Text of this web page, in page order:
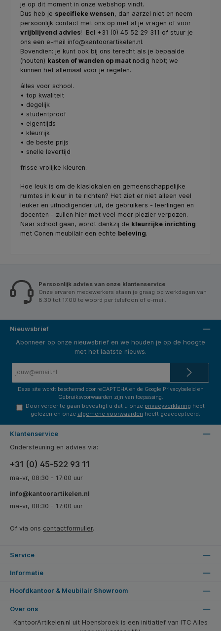
je op dit moment in onze webshop vindt.
Dus heb je specifieke wensen, dan aarzel niet en neem
persoonlijk contact met ons op met al je vragen of voor
vrijblijvend advies! Bel +31 (0) 45 52 29 311 of stuur je
ons een e-mail info@kantoorartikelen.nl.
Bovendien: je kunt ook bij ons terecht als je bepaalde
(houten) kasten of wanden op maat nodig hebt; we
kunnen het allemaal voor je regelen.
álles voor school.
• top kwaliteit
• degelijk
• studentproof
• eigentijds
• kleurrijk
• de beste prijs
• snelle levertijd
frisse vrolijke kleuren.
Hoe leuk is om de klaslokalen en gemeenschappelijke
ruimtes in kleur in te richten? Het ziet er niet alleen veel
leuker en uitnodigender uit, de gebruikers - leerlingen en
docenten - zullen hier met veel meer plezier verpozen.
Naar school gaan, wordt dankzij de kleurrijke inrichting
met Conen meubilair een echte beleving.
Persoonlijk advies van onze klantenservice
Onze ervaren medewerkers staan je graag op werkdagen van
8.30 tot 17.00 te woord per telefoon of e-mail.
Nieuwsbrief
Abonneer op onze nieuwsbrief en we houden je op de hoogte
met het laatste nieuws.
Deze site wordt beschermd door reCAPTCHA en de Google Privacybeleid en
Gebruiksvoorwaarden zijn van toepassing.
Door verder te gaan bevestigt u dat u onze privacyverklaring hebt
gelezen en onze algemene voorwaarden heeft geaccepteerd.
Klantenservice
Ondersteuning en advies via:
+31 (0) 45-522 93 11
ma-vr, 08:30 - 17:00 uur
info@kantoorartikelen.nl
ma-vr, 08:30 - 17:00 uur
Of via ons contactformulier.
Service
Informatie
Hoofdkantoor & Meubilair Showroom
Over ons
KantoorArtikelen.nl uit Hoensbroek is een initiatief van ITC Alles